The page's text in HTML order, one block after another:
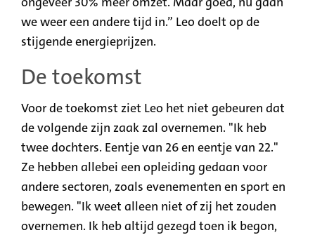
we weer een andere tijd in.” Leo doelt op de
stijgende energieprijzen.
De toekomst
Voor de toekomst ziet Leo het niet gebeuren dat
de volgende zijn zaak zal overnemen. "Ik heb
twee dochters. Eentje van 26 en eentje van 22."
Ze hebben allebei een opleiding gedaan voor
andere sectoren, zoals evenementen en sport en
bewegen. "Ik weet alleen niet of zij het zouden
overnemen. Ik heb altijd gezegd toen ik begon,